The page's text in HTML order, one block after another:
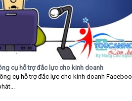
cụ hỗ trợ đắc lực cho kinh doanh
cụ hỗ trợ đắc lực cho kinh doanh